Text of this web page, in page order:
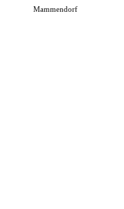
Mammendorf